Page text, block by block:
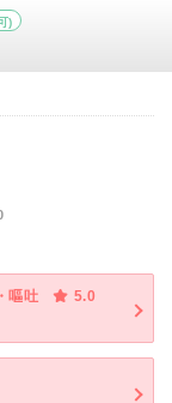
)
嘔吐
5.0